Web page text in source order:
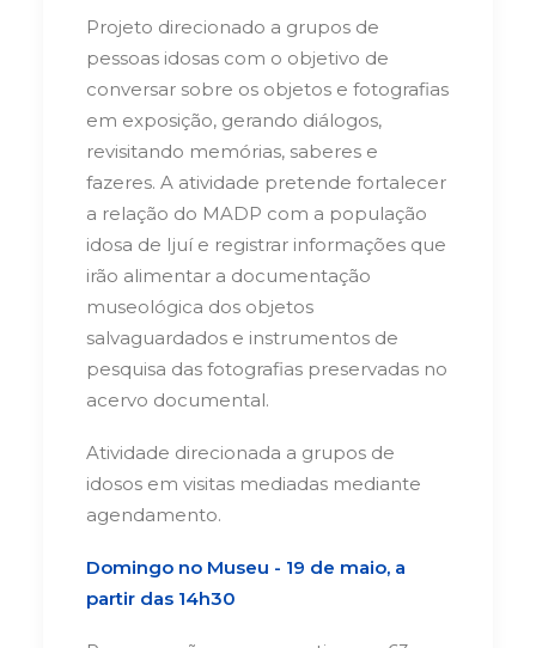
Projeto direcionado a grupos de
pessoas idosas com o objetivo de
conversar sobre os objetos e fotografias
em exposição, gerando diálogos,
revisitando memórias, saberes e
fazeres. A atividade pretende fortalecer
a relação do MADP com a população
idosa de Ijuí e registrar informações que
irão alimentar a documentação
museológica dos objetos
salvaguardados e instrumentos de
pesquisa das fotografias preservadas no
acervo documental.
Atividade direcionada a grupos de
idosos em visitas mediadas mediante
agendamento.
Domingo no Museu - 19 de maio, a
partir das 14h30